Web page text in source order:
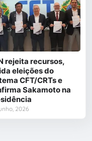
rejeita recursos,
eleições do
CFT/CRTs e
Sakamoto na
2026